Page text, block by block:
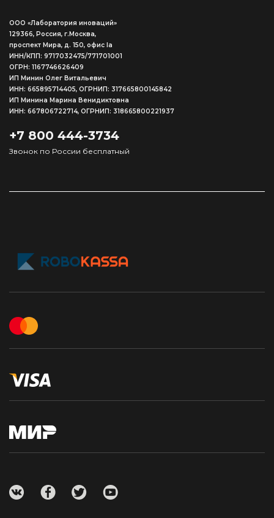
ООО «Лаборатория иноваций»
129366, Россия, г.Москва,
проспект Мира, д. 150, офис Ia
ИНН/КПП: 9717032475/771701001
ОГРН: 1167746626409
ИП Минин Олег Витальевич
ИНН: 665895714405, ОГРНИП: 317665800145842
ИП Минина Марина Венидиктовна
ИНН: 667806722714, ОГРНИП: 318665800221937
+7 800 444-3734
Звонок по России бесплатный